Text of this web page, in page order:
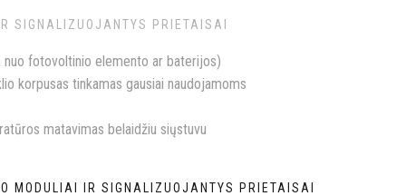
SIGNALIZUOJANTYS PRIETAISAI
fotovoltinio elemento ar baterijos)
korpusas tinkamas gausiai naudojamoms
matavimas belaidžiu siųstuvu
MODULIAI IR SIGNALIZUOJANTYS PRIETAISAI